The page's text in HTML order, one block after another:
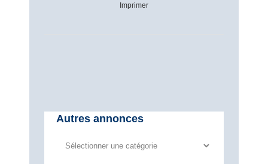
Imprimer
Autres annonces
Autres